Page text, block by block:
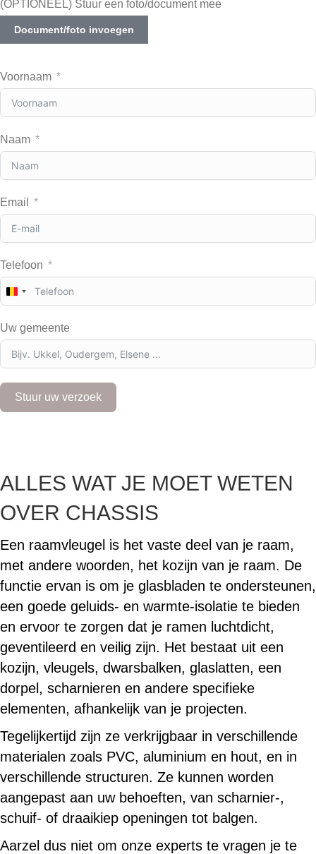
(OPTIONEEL) Stuur een foto/document mee
Document/foto invoegen
Voornaam
Naam
Email
Telefoon
B
e
g
u
3
2
Uw gemeente
Stuur uw verzoek
ALLES WAT JE MOET WETEN
OVER CHASSIS
Een raamvleugel is het vaste deel van je raam,
met andere woorden, het kozijn van je raam. De
functie ervan is om je glasbladen te ondersteunen,
een goede geluids- en warmte-isolatie te bieden
en ervoor te zorgen dat je ramen luchtdicht,
geventileerd en veilig zijn. Het bestaat uit een
kozijn, vleugels, dwarsbalken, glaslatten, een
dorpel, scharnieren en andere specifieke
elementen, afhankelijk van je projecten.
Tegelijkertijd zijn ze verkrijgbaar in verschillende
materialen zoals PVC, aluminium en hout, en in
verschillende structuren. Ze kunnen worden
aangepast aan uw behoeften, van scharnier-,
schuif- of draaikiep openingen tot balgen.
Aarzel dus niet om onze experts te vragen je te